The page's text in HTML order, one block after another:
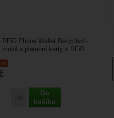
%
Porovnat
Do
košíku
RFiD Phone Wallet Recycled -
mobil a platební karty s RFiD